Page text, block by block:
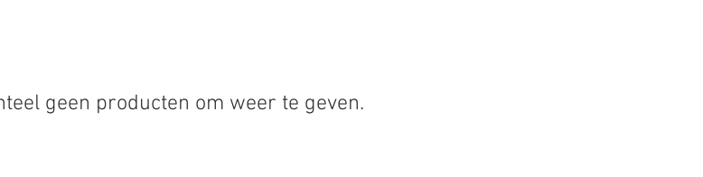
geen producten om weer te geven.